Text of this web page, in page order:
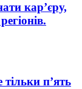
кар’єру,
п’ять